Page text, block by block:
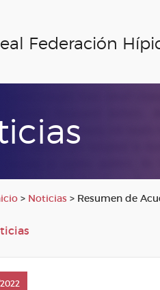
Federación
> Noticias > Resumen de